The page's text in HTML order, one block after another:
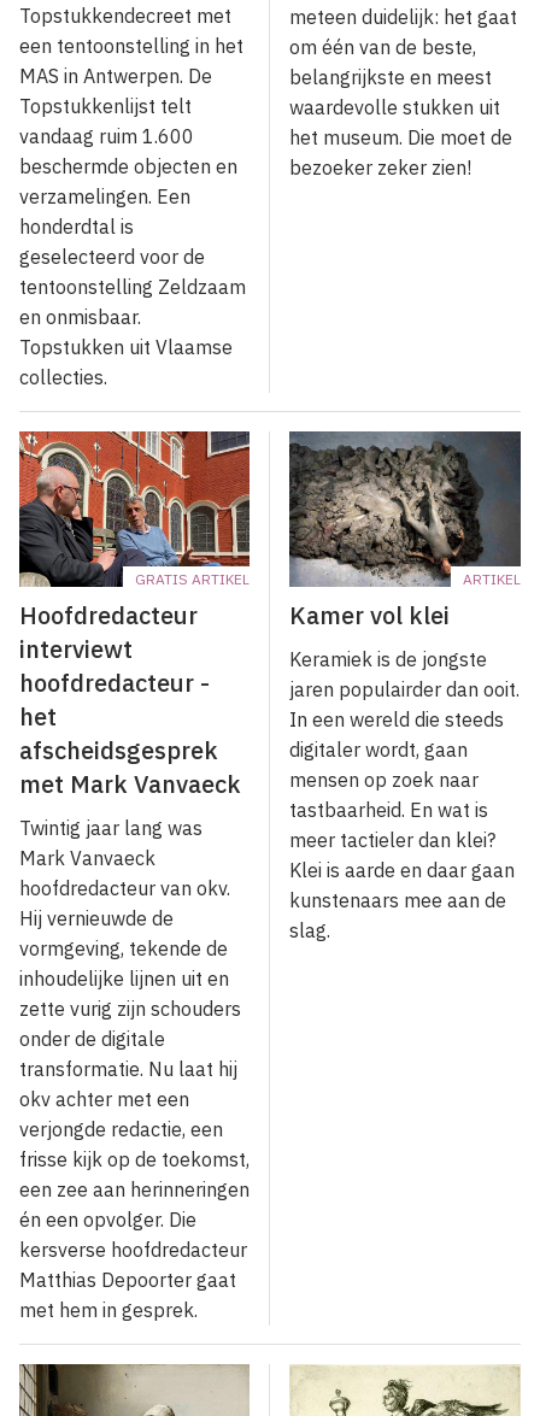
Topstukkendecreet met
een tentoonstelling in het
MAS in Antwerpen. De
Topstukkenlijst telt
vandaag ruim 1.600
beschermde objecten en
verzamelingen. Een
honderdtal is
geselecteerd voor de
tentoonstelling Zeldzaam
en onmisbaar.
Topstukken uit Vlaamse
collecties.
meteen duidelijk: het gaat
om één van de beste,
belangrijkste en meest
waardevolle stukken uit
het museum. Die moet de
bezoeker zeker zien!
GRATIS ARTIKEL
Hoofdredacteur
interviewt
hoofdredacteur -
het
afscheidsgesprek
met Mark Vanvaeck
Twintig jaar lang was
Mark Vanvaeck
hoofdredacteur van okv.
Hij vernieuwde de
vormgeving, tekende de
inhoudelijke lijnen uit en
zette vurig zijn schouders
onder de digitale
transformatie. Nu laat hij
okv achter met een
verjongde redactie, een
frisse kijk op de toekomst,
een zee aan herinneringen
én een opvolger. Die
kersverse hoofdredacteur
Matthias Depoorter gaat
met hem in gesprek.
ARTIKEL
Kamer vol klei
Keramiek is de jongste
jaren populairder dan ooit.
In een wereld die steeds
digitaler wordt, gaan
mensen op zoek naar
tastbaarheid. En wat is
meer tactieler dan klei?
Klei is aarde en daar gaan
kunstenaars mee aan de
slag.